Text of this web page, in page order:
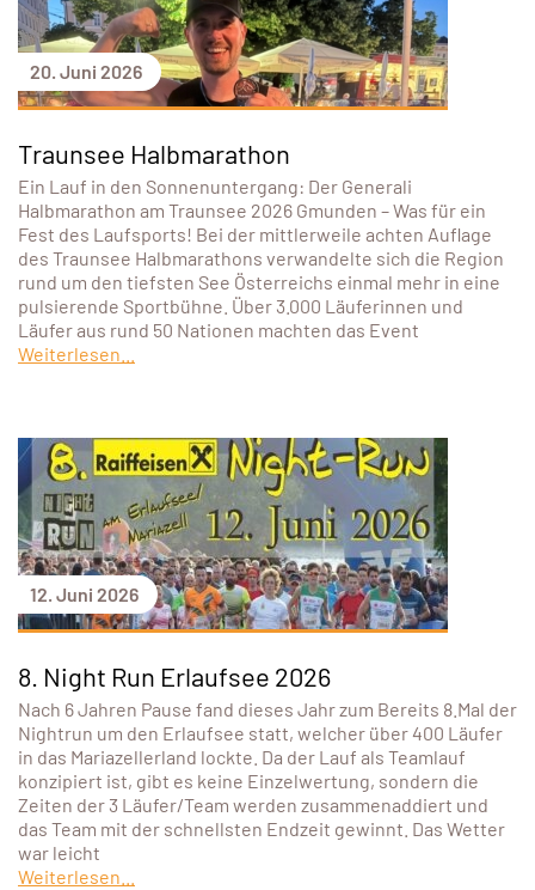
20. Juni 2026
Traunsee Halbmarathon
Ein Lauf in den Sonnenuntergang: Der Generali
Halbmarathon am Traunsee 2026 Gmunden – Was für ein
Fest des Laufsports! Bei der mittlerweile achten Auflage
des Traunsee Halbmarathons verwandelte sich die Region
rund um den tiefsten See Österreichs einmal mehr in eine
pulsierende Sportbühne. Über 3.000 Läuferinnen und
Läufer aus rund 50 Nationen machten das Event
Weiterlesen...
12. Juni 2026
8. Night Run Erlaufsee 2026
Nach 6 Jahren Pause fand dieses Jahr zum Bereits 8.Mal der
Nightrun um den Erlaufsee statt, welcher über 400 Läufer
in das Mariazellerland lockte. Da der Lauf als Teamlauf
konzipiert ist, gibt es keine Einzelwertung, sondern die
Zeiten der 3 Läufer/Team werden zusammenaddiert und
das Team mit der schnellsten Endzeit gewinnt. Das Wetter
war leicht
Weiterlesen...